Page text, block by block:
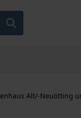
Alt/-Neuötting